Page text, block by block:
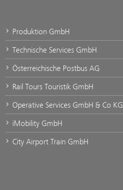
Produktion GmbH
Technische Services GmbH
Österreichische Postbus AG
Rail Tours Touristik GmbH
Operative Services GmbH & Co KG
iMobility GmbH
City Airport Train GmbH